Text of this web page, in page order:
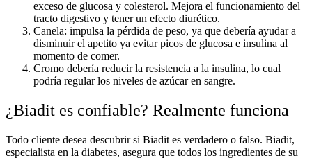
exceso de glucosa y colesterol. Mejora el funcionamiento del
tracto digestivo y tener un efecto diurético.
Canela: impulsa la pérdida de peso, ya que debería ayudar a
disminuir el apetito ya evitar picos de glucosa e insulina al
momento de comer.
Cromo debería reducir la resistencia a la insulina, lo cual
podría regular los niveles de azúcar en sangre.
¿Biadit es confiable? Realmente funciona
Todo cliente desea descubrir si Biadit es verdadero o falso. Biadit,
especialista en la diabetes, asegura que todos los ingredientes de su